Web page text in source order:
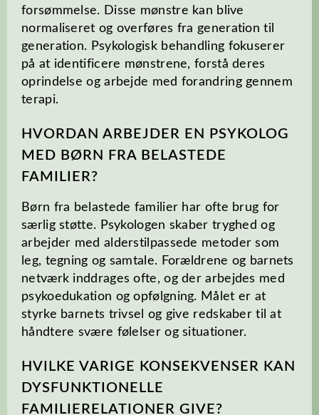
forsømmelse. Disse mønstre kan blive
normaliseret og overføres fra generation til
generation. Psykologisk behandling fokuserer
på at identificere mønstrene, forstå deres
oprindelse og arbejde med forandring gennem
terapi.
HVORDAN ARBEJDER EN PSYKOLOG
MED BØRN FRA BELASTEDE
FAMILIER?
Børn fra belastede familier har ofte brug for
særlig støtte. Psykologen skaber tryghed og
arbejder med alderstilpassede metoder som
leg, tegning og samtale. Forældrene og barnets
netværk inddrages ofte, og der arbejdes med
psykoedukation og opfølgning. Målet er at
styrke barnets trivsel og give redskaber til at
håndtere svære følelser og situationer.
HVILKE VARIGE KONSEKVENSER KAN
DYSFUNKTIONELLE
FAMILIERELATIONER GIVE?